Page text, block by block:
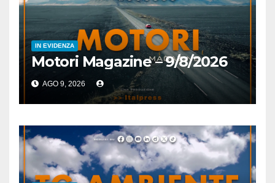
IN EVIDENZA
Motori Magazine – 9/8/2026
AGO 9, 2026